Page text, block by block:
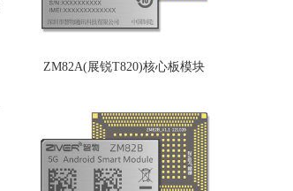
ZM82A(展锐T820)核心板模块